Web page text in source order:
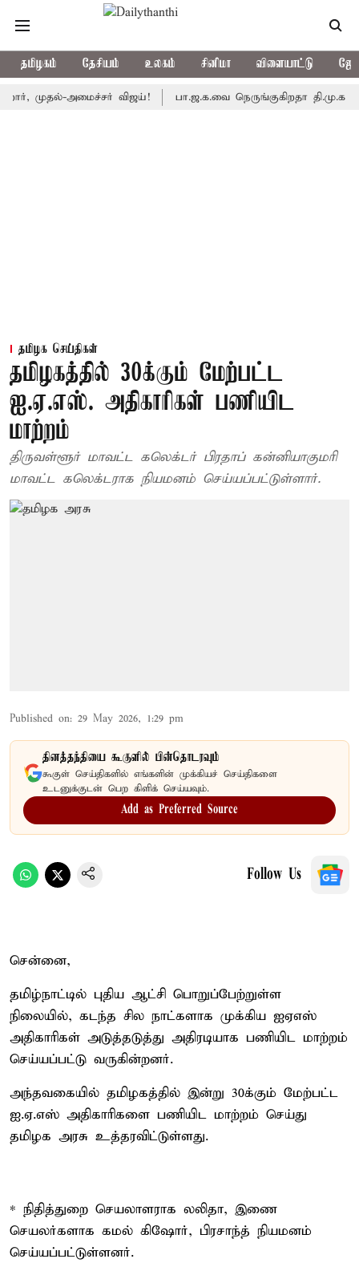
தமிழகம் தேசியம் உலகம் சினிமா விளையாட்டு
அமைச்சர் விஜய்! பா.ஜ.க.வை நெருங்குகிறதா தி.மு.க.?
தமிழக செய்திகள்
தமிழகத்தில் 30க்கும் மேற்பட்ட
ஐ.ஏ.எஸ். அதிகாரிகள் பணியிட
மாற்றம்
திருவள்ளூர் மாவட்ட கலெக்டர் பிரதாப் கன்னியாகுமரி
மாவட்ட கலெக்டராக நியமனம் செய்யப்பட்டுள்ளார்.
Published on: 29 May 2026, 1:29 pm
தினத்தந்தியை கூகுளில் பின்தொடரவும்
கூகுள் செய்திகளில் எங்களின் முக்கியச் செய்திகளை
உடனுக்குடன் பெற கிளிக் செய்யவும்.
Add as Preferred Source
Follow Us
சென்னை,
தமிழ்நாட்டில் புதிய ஆட்சி பொறுப்பேற்றுள்ள
நிலையில், கடந்த சில நாட்களாக முக்கிய ஐஏஎஸ்
அதிகாரிகள் அடுத்தடுத்து அதிரடியாக பணியிட மாற்றம்
செய்யப்பட்டு வருகின்றனர்.
அந்தவகையில் தமிழகத்தில் இன்று 30க்கும் மேற்பட்ட
ஐ.ஏ.எஸ் அதிகாரிகளை பணியிட மாற்றம் செய்து
தமிழக அரசு உத்தரவிட்டுள்ளது.
* நிதித்துறை செயலாளராக லலிதா, இணை
செயலர்களாக கமல் கிஷோர், பிரசாந்த் நியமனம்
செய்யப்பட்டுள்ளனர்.